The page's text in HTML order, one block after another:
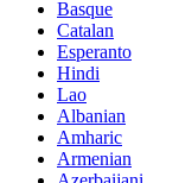
Basque
Catalan
Esperanto
Hindi
Lao
Albanian
Amharic
Armenian